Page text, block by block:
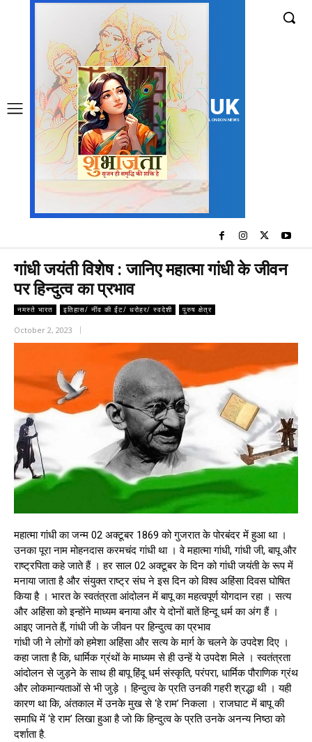
UK
LONDON NEWS
गांधी जयंती विशेष : जानिए महात्मा गांधी के जीवन
पर हिन्दुत्व का प्रभाव
नमस्ते भारत इतिहास/ नींव की ईंट/ धरोहर/ स्वदेशी पुरुष क्षेत्र
October 2, 2023
महात्मा गांधी का जन्म 02 अक्टूबर 1869 को गुजरात के पोरबंदर में हुआ था ।
उनका पूरा नाम मोहनदास करमचंद गांधी था । वे महात्मा गांधी, गांधी जी, बापू और
राष्ट्रपिता कहे जाते हैं । हर साल 02 अक्टूबर के दिन को गांधी जयंती के रूप में
मनाया जाता है और संयुक्त राष्ट्र संघ ने इस दिन को विश्व अहिंसा दिवस घोषित
किया है । भारत के स्वतंत्रता आंदोलन में बापू का महत्वपूर्ण योगदान रहा । सत्य
और अहिंसा को इन्होंने माध्यम बनाया और ये दोनों बातें हिन्दू धर्म का अंग हैं ।
आइए जानते हैं, गांधी जी के जीवन पर हिन्दुत्व का प्रभाव
गांधी जी ने लोगों को हमेशा अहिंसा और सत्य के मार्ग के चलने के उपदेश दिए ।
कहा जाता है कि, धार्मिक ग्रंथों के माध्यम से ही उन्हें ये उपदेश मिले । स्वतंत्रता
आंदोलन से जुड़ने के साथ ही बापू हिंदू धर्म संस्कृति, परंपरा, धार्मिक पौराणिक ग्रंथ
और लोकमान्यताओं से भी जुड़े । हिन्दुत्व के प्रति उनकी गहरी श्रद्धा थी । यही
कारण था कि, अंतकाल में उनके मुख से ‘हे राम’ निकला । राजघाट में बापू की
समाधि में ‘हे राम’ लिखा हुआ है जो कि हिन्दुत्व के प्रति उनके अनन्य निष्ठा को
दर्शाता है.